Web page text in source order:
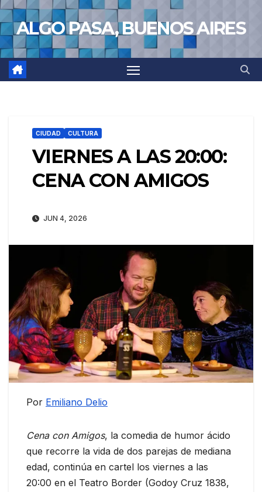
Saltar
al
contenido
ALGO PASA, BUENOS AIRES
CIUDAD CULTURA
VIERNES A LAS 20:00:
CENA CON AMIGOS
JUN 4, 2026
Por Emiliano Delio
Cena con Amigos, la comedia de humor ácido
que recorre la vida de dos parejas de mediana
edad, continúa en cartel los viernes a las
20:00 en el Teatro Border (Godoy Cruz 1838,